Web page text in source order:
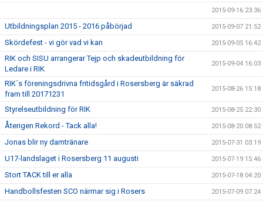
2015-09-16 23:36
Utbildningsplan 2015 - 2016 påbörjad 2015-09-07 21:52
Skördefest - vi gör vad vi kan 2015-09-05 16:42
RIK och SISU arrangerar Tejp och skadeutbildning för
Ledare i RIK
2015-09-04 16:03
RIK´s föreningsdrivna fritidsgård i Rosersberg är säkrad
fram till 20171231
2015-08-26 15:18
Styrelseutbildning för RIK 2015-08-25 22:30
Återigen Rekord - Tack alla! 2015-08-20 08:52
Jonas blir ny damtränare 2015-07-31 03:19
U17-landslaget i Rosersberg 11 augusti 2015-07-19 15:46
Stort TACK till er alla 2015-07-18 04:20
Handbollsfesten SCO närmar sig i Rosers 2015-07-09 07:24